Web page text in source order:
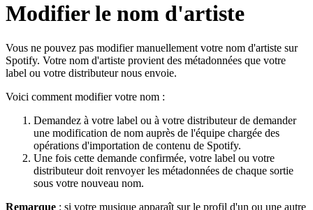
Modifier le nom d'artiste
Vous ne pouvez pas modifier manuellement votre nom d'artiste sur
Spotify. Votre nom d'artiste provient des métadonnées que votre
label ou votre distributeur nous envoie.
Voici comment modifier votre nom :
Demandez à votre label ou à votre distributeur de demander
une modification de nom auprès de l'équipe chargée des
opérations d'importation de contenu de Spotify.
Une fois cette demande confirmée, votre label ou votre
distributeur doit renvoyer les métadonnées de chaque sortie
sous votre nouveau nom.
Remarque : si votre musique apparaît sur le profil d'un ou une autre